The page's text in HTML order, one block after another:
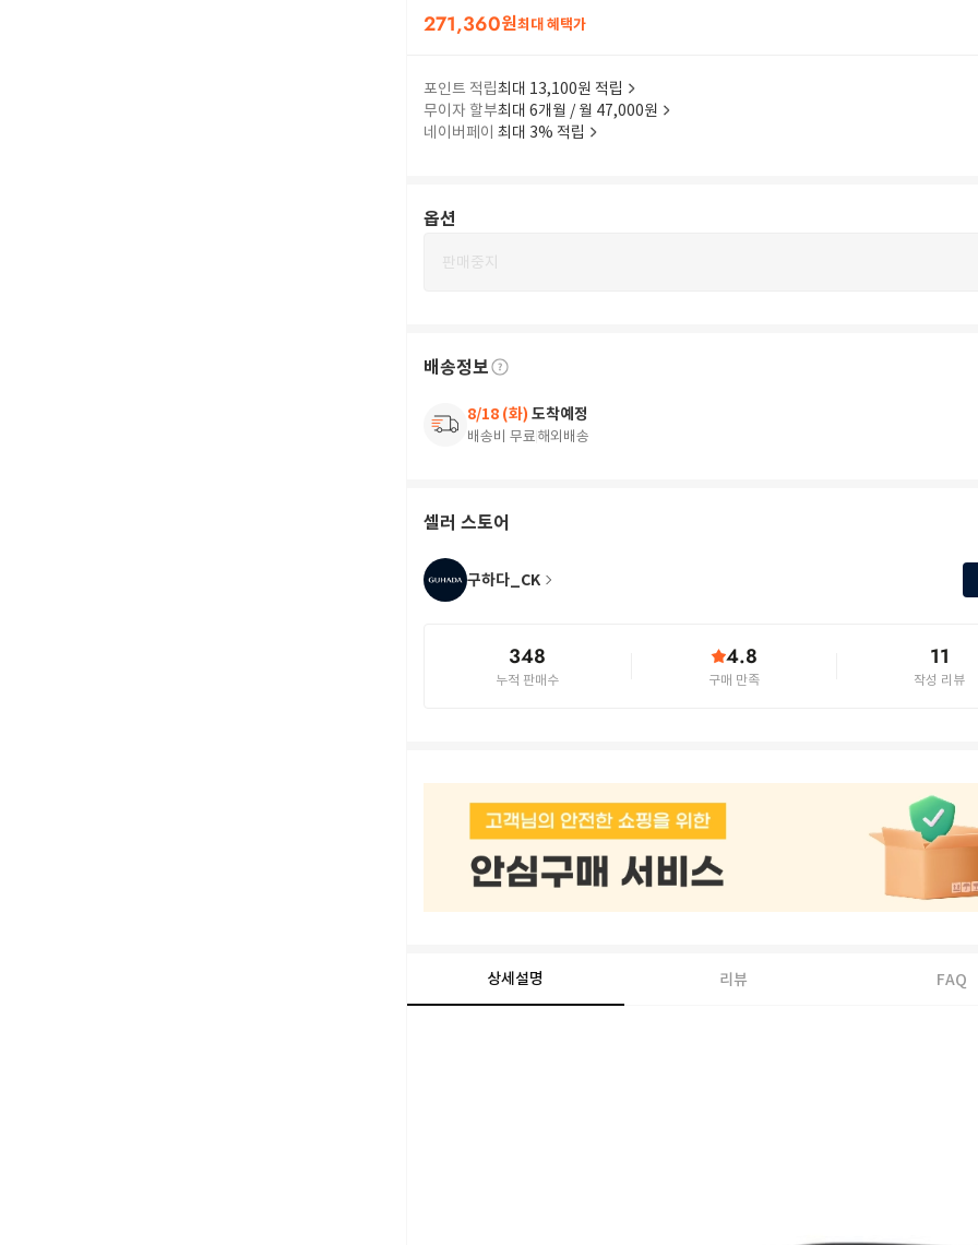
271,360원최대 혜택가
포인트 적립최대 13,100원 적립
무이자 할부최대 6개월 / 월 47,000원
네이버페이 최대 3% 적립
옵션
판매중지
배송정보
8/18 (화) 도착예정
배송비 무료해외배송
셀러 스토어
구하다_CK
348
누적 판매수
4.8
구매 만족
11
작성 리뷰
상세설명 리뷰 FAQ